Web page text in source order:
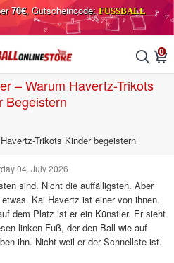
70€, Gutscheincode:FUSSBALL
󰂨 0
󰃦
– Warum Havertz-Trikots
Begeistern
Trikots Kinder begeistern
04. July 2026
sind. Nicht die auffälligsten. Aber
Kai Havertz ist einer von ihnen.
dem Platz ist er ein Künstler. Er sieht
linken Fuß, der den Ball wie auf
ihn. Nicht weil er der Schnellste ist.